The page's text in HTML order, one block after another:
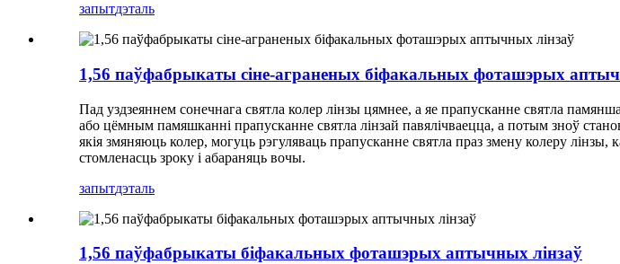
запытдэталь
1,56 паўфабрыкаты сіне-аграненых біфакальных фоташэрых
Пад уздзеяннем сонечнага святла колер лінзы цямнее, а яе прапусканне святла
або цёмным памяшканні прапусканне святла лінзай павялічваецца, а потым зноў
якія змяняюць колер, могуць рэгуляваць прапусканне святла праз змену колеру
стомленасць зроку і абараняць вочы.
запытдэталь
1,56 паўфабрыкаты біфакальных фоташэрых аптычных лінзаў